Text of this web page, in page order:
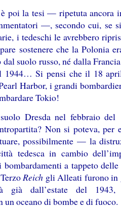
poi la tesi — ripetuta ancora
—, secondo cui, se
i tedeschi le avrebbero
sostenere che la Polonia
suolo russo, né dalla
1944… Si pensi che il 18
Harbor, i grandi
Tokio!
Dresda nel febbraio del
Non si poteva, per
possibilmente — la
tedesca in cambio
a tappeto
Reich gli Alleati furono in
già dall’estate del 1943,
oceano di bombe e di fuoco.